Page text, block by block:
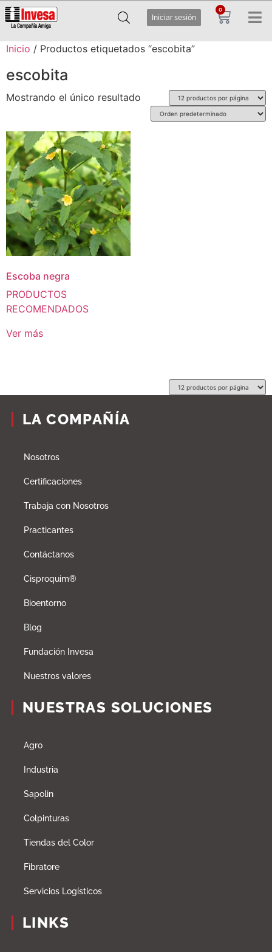
Iniciar sesión
0
Inicio / Productos etiquetados “escobita”
escobita
Mostrando el único resultado
Escoba negra
PRODUCTOS
RECOMENDADOS
Ver más
LA COMPAÑÍA
Nosotros
Certificaciones
Trabaja con Nosotros
Practicantes
Contáctanos
Cisproquim®
Bioentorno
Blog
Fundación Invesa
Nuestros valores
NUESTRAS SOLUCIONES
Agro
Industria
Sapolin
Colpinturas
Tiendas del Color
Fibratore
Servicios Logísticos
LINKS